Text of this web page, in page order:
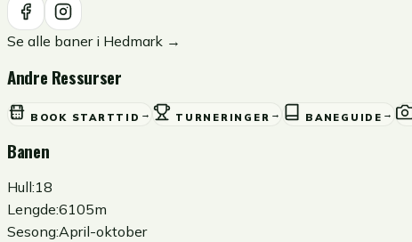
Se alle baner i Hedmark →
Andre Ressurser
BOOK STARTTID → TURNERINGER → BANEGUIDE →
Banen
Hull:18
Lengde:6105m
Sesong:April-oktober